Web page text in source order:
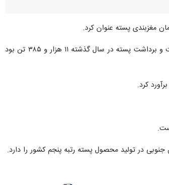
مغزبندی پسته عنوان کرد.
وی افزود: سطح زیرکشت باغ‌های پسته استان خراسان جنوبی ۳۰ هزار و ۵۷۰ هکتار بوده که از این مقدار ۱۸ هزار و ۲۵۰ هکتار بارور است و برداشت پسته در سال گذشته ۱۱ هزار و ۳۸۵ تن بود
در تولید محصول پسته رتبه پنجم کشور را دارد.